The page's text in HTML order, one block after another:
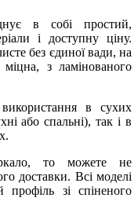
в собі простий,
і доступну ціну.
без єдиної вади, на
міцна, з ламінованого
в сухих
або спальні), так і в
то можете не
доставки. Всі моделі
профіль зі спіненого